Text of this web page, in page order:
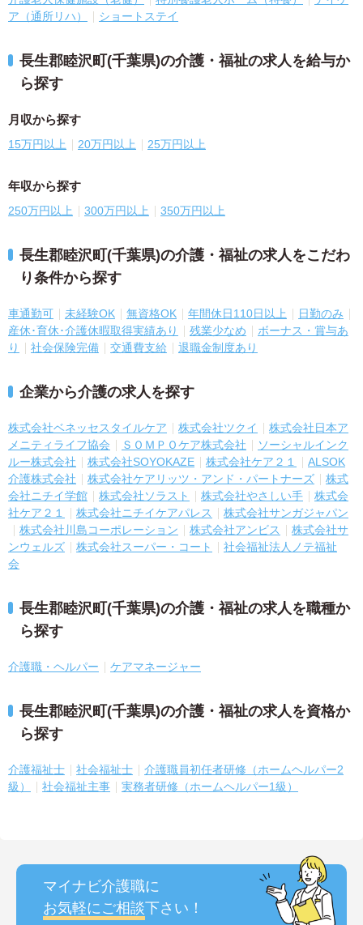
ア（通所リハ）
ショートステイ
長生郡睦沢町(千葉県)の介護・福祉の求人を給与か
ら探す
月収から探す
15万円以上 20万円以上 25万円以上
年収から探す
250万円以上 300万円以上 350万円以上
長生郡睦沢町(千葉県)の介護・福祉の求人をこだわ
り条件から探す
車通勤可 未経験OK 無資格OK 年間休日110日以上
日勤のみ
産休･育休･介護休暇取得実績あり
残業少なめ
ボーナス・賞与あ
り
社会保険完備 交通費支給 退職金制度あり
企業から介護の求人を探す
株式会社ベネッセスタイルケア 株式会社ツクイ
株式会社日本ア
メニティライフ協会
ＳＯＭＰＯケア株式会社
ソーシャルインク
ルー株式会社
株式会社SOYOKAZE 株式会社ケア２１
ALSOK
介護株式会社
株式会社ケアリッツ・アンド・パートナーズ
株式
会社ニチイ学館
株式会社ソラスト 株式会社やさしい手
株式会
社ケア２１
株式会社ニチイケアパレス
株式会社サンガジャパン
株式会社川島コーポレーション
株式会社アンビス
株式会社サ
ンウェルズ
株式会社スーパー・コート
社会福祉法人ノテ福祉
会
長生郡睦沢町(千葉県)の介護・福祉の求人を職種か
ら探す
介護職・ヘルパー ケアマネージャー
長生郡睦沢町(千葉県)の介護・福祉の求人を資格か
ら探す
介護福祉士 社会福祉士
介護職員初任者研修（ホームヘルパー2
級）
社会福祉主事 実務者研修（ホームヘルパー1級）
マイナビ介護職に
お気軽にご相談下さい！